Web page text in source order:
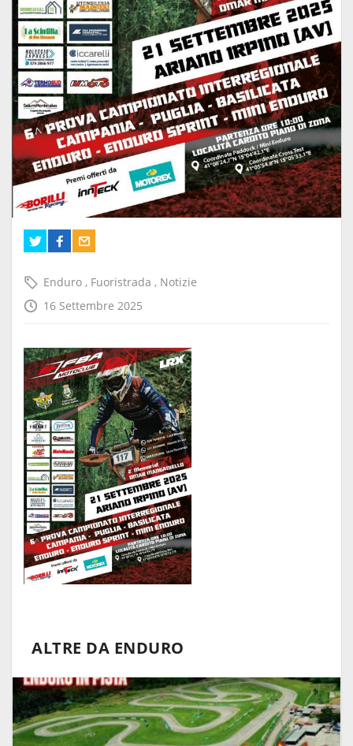
Enduro , Fuoristrada , Notizie
16 Settembre 2025
ALTRE DA ENDURO